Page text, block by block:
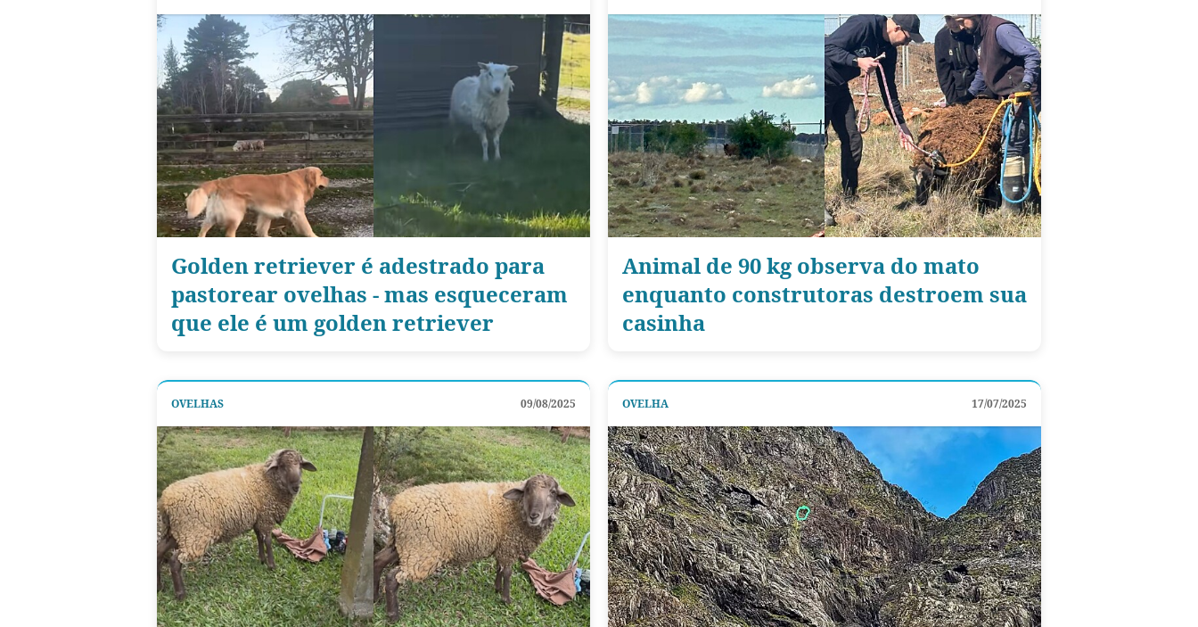
Golden retriever é adestrado para
pastorear ovelhas - mas esqueceram
que ele é um golden retriever
Animal de 90 kg observa do mato
enquanto construtoras destroem sua
casinha
OVELHAS 09/08/2025 OVELHA 17/07/2025